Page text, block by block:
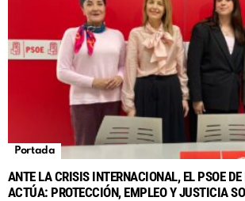
Portada
ANTE LA CRISIS INTERNACIONAL, EL PSOE
ACTÚA: PROTECCIÓN, EMPLEO Y JUSTICIA